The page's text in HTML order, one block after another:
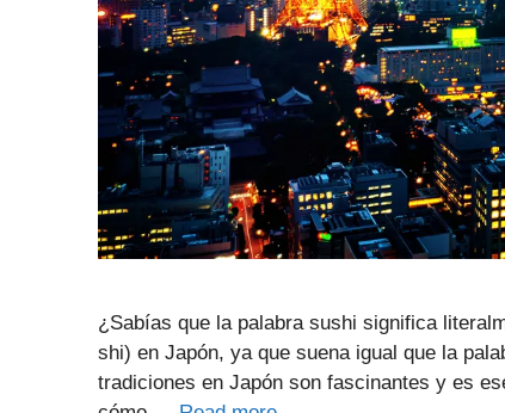
¿Sabías que la palabra sushi significa
shi) en Japón, ya que suena igual que la
tradiciones en Japón son fascinantes y es